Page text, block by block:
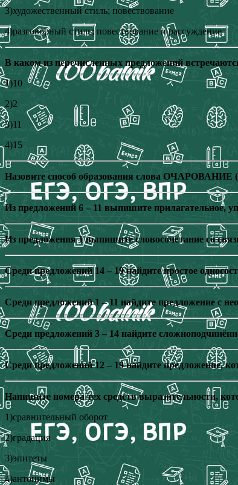
3)художественный стиль; повествование
4)разговорный стиль; повествование и рассуждение
В каком из перечисленных предложений
1)10
2)2
3)11
4)15
Назовите способ образования слова ОЧАРОВАНИЕ
Из предложений 6 – 11 выпишите прилагательное,
Из предложения 1 выпишите словосочетание со
Среди предложений 14 – 19 найдите простое
Среди предложений 1 – 11 найдите предложение с
Среди предложений 3 – 14 найдите
Среди предложений 12 – 19 найдите предложение,
Напишите номера тех средств выразительности,
1)сравнительный оборот
2)градация
3)эпитеты
4)антонимы